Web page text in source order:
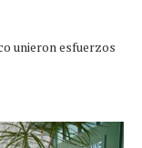
unieron esfuerzos